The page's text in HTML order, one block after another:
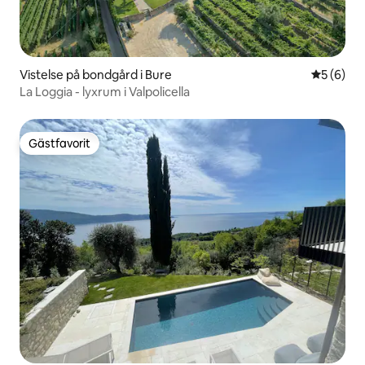
Vistelse på bondgård i Bure 5 av 5 i
5 (6)
La Loggia - lyxrum i Valpolicella
Gästfavorit
Gästfavorit